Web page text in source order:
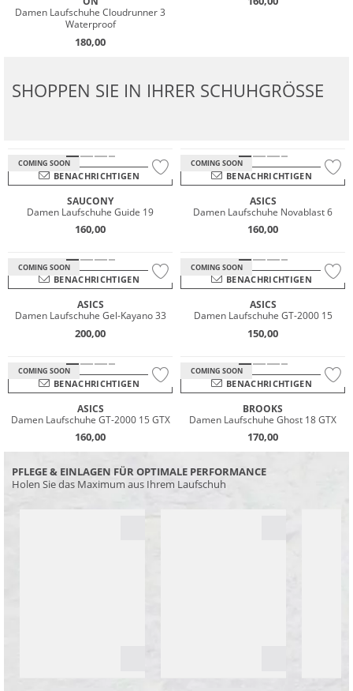
Damen Laufschuhe Cloudrunner 3
Waterproof
180,00
SHOPPEN SIE IN IHRER SCHUHGRÖSSE
COMING SOON
BENACHRICHTIGEN
SAUCONY
Damen Laufschuhe Guide 19
160,00
COMING SOON
BENACHRICHTIGEN
ASICS
Damen Laufschuhe Novablast 6
160,00
COMING SOON
BENACHRICHTIGEN
ASICS
Damen Laufschuhe Gel-Kayano 33
200,00
COMING SOON
BENACHRICHTIGEN
ASICS
Damen Laufschuhe GT-2000 15
150,00
COMING SOON
Wasserfest
BENACHRICHTIGEN
ASICS
Damen Laufschuhe GT-2000 15 GTX
160,00
COMING SOON
Wasserfest
BENACHRICHTIGEN
BROOKS
Damen Laufschuhe Ghost 18 GTX
170,00
PFLEGE & EINLAGEN FÜR OPTIMALE PERFORMANCE
Holen Sie das Maximum aus Ihrem Laufschuh